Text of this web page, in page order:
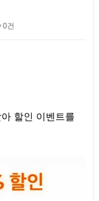
0건
할인 이벤트를